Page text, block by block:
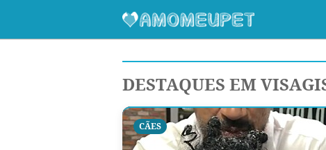
DESTAQUES EM
CÃES